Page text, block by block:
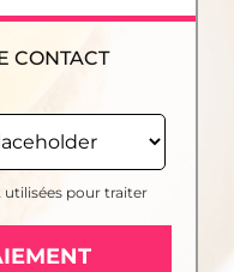
CONTACT
utilisées pour traiter